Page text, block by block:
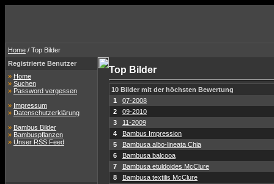
Home / Top Bilder
Registrierte Benutzer
» Home
» Suchen
» Password vergessen
» Impressum
» Datenschutzerklärung
» Bambus Bilder
» Bambuspflanzen
» Unser RSS Feed
Top Bilder
10 Bilder mit der höchsten Bewertung
1
07-2008
2
09-2010
3
11-2009
4
Bambus Impression
5
Bambusa albo-lineata Chia
6
Bambusa balcooa
7
Bambusa etuldoides McClure
8
Bambusa textilis McClure